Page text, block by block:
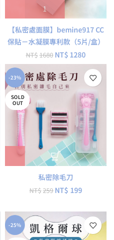
【私密處面膜】bemine917 CC
保貼－水凝膜專利款（5片/盒）
NT$1680 NT$ 1280
-23%
SOLD
OUT
私密除毛刀
NT$259 NT$ 199
-25%